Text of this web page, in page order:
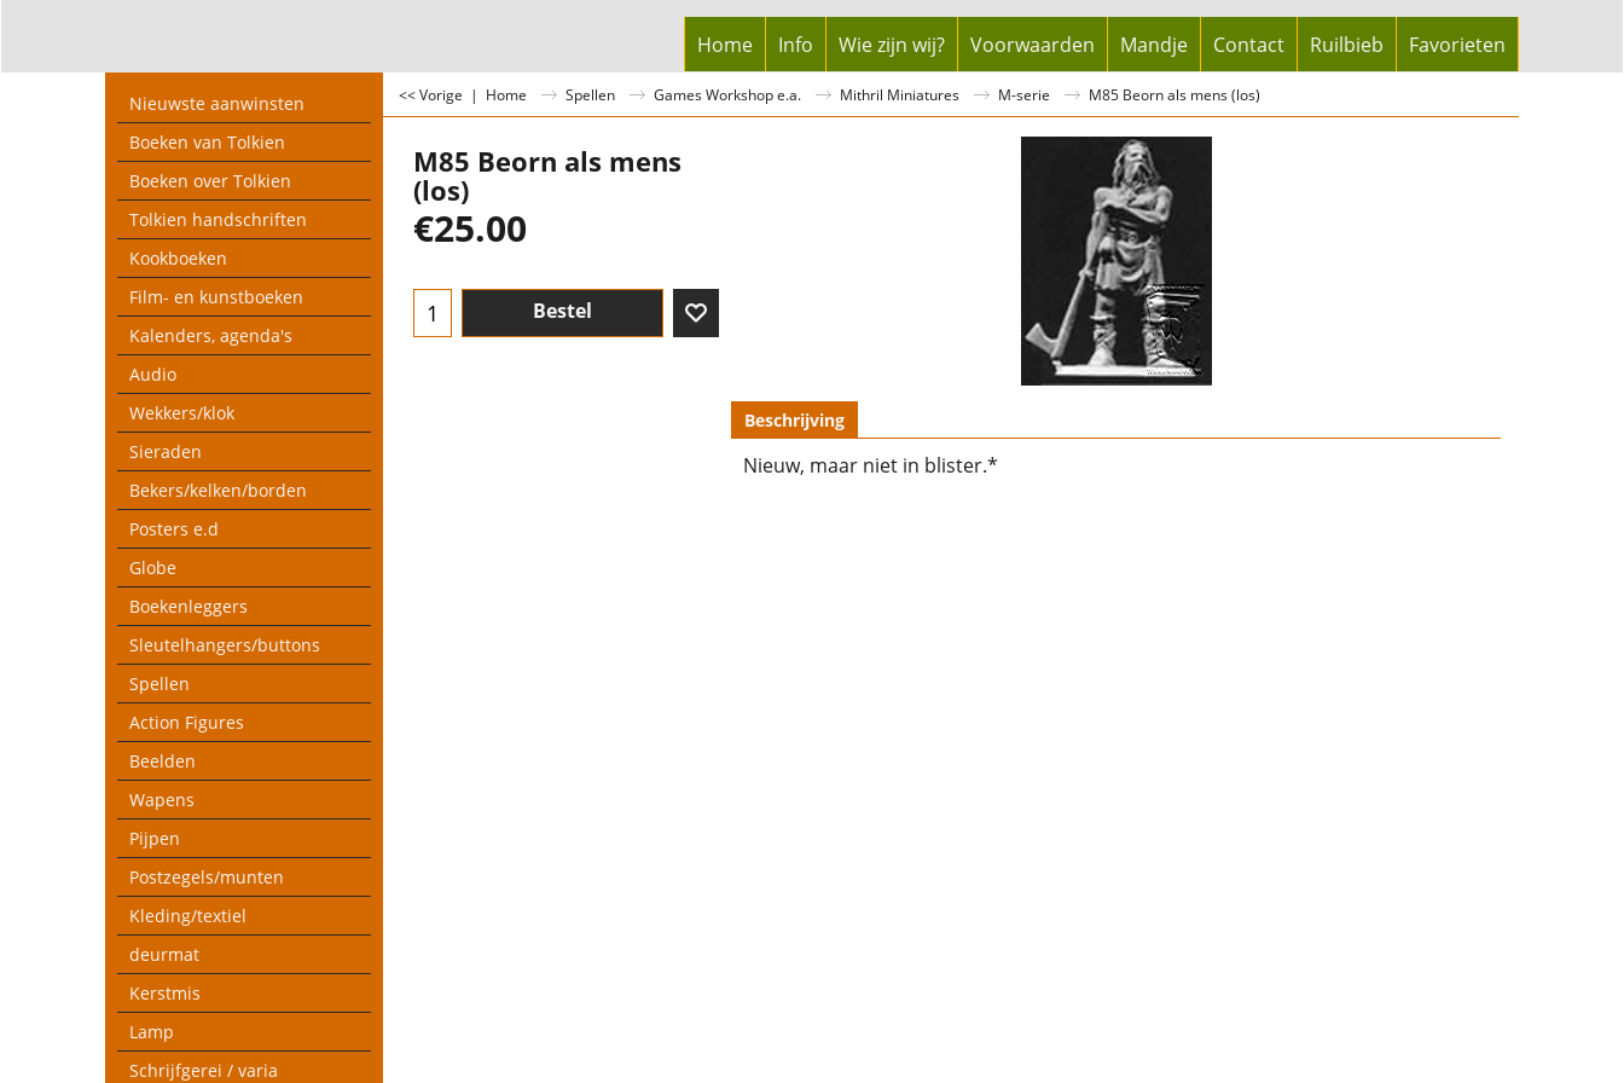
Home Info Wie zijn wij? Voorwaarden Mandje Contact Ruilbieb Favorieten
Nieuwste aanwinsten
Boeken van Tolkien
Boeken over Tolkien
Tolkien handschriften
Kookboeken
Film- en kunstboeken
Kalenders, agenda's
Audio
Wekkers/klok
Sieraden
Bekers/kelken/borden
Posters e.d
Globe
Boekenleggers
Sleutelhangers/buttons
Spellen
Action Figures
Beelden
Wapens
Pijpen
Postzegels/munten
Kleding/textiel
deurmat
Kerstmis
Lamp
Schrijfgerei / varia
<< Vorige | Home Spellen Games Workshop e.a. Mithril Miniatures M-serie M85 Beorn als mens (los)
M85 Beorn als mens
(los)
€25.00
Bestel
Beschrijving
Nieuw, maar niet in blister.*